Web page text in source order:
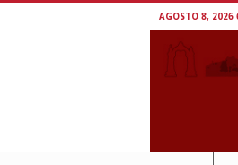
AGOSTO 8, 2026